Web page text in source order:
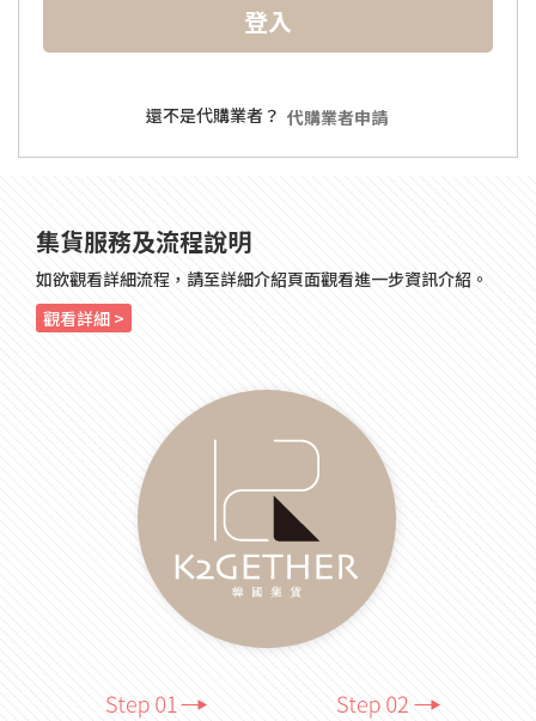
登入
還不是代購業者？ 代購業者申請
集貨服務及流程說明
如欲觀看詳細流程，請至詳細介紹頁面觀看進一步資訊介紹。
觀看詳細 >